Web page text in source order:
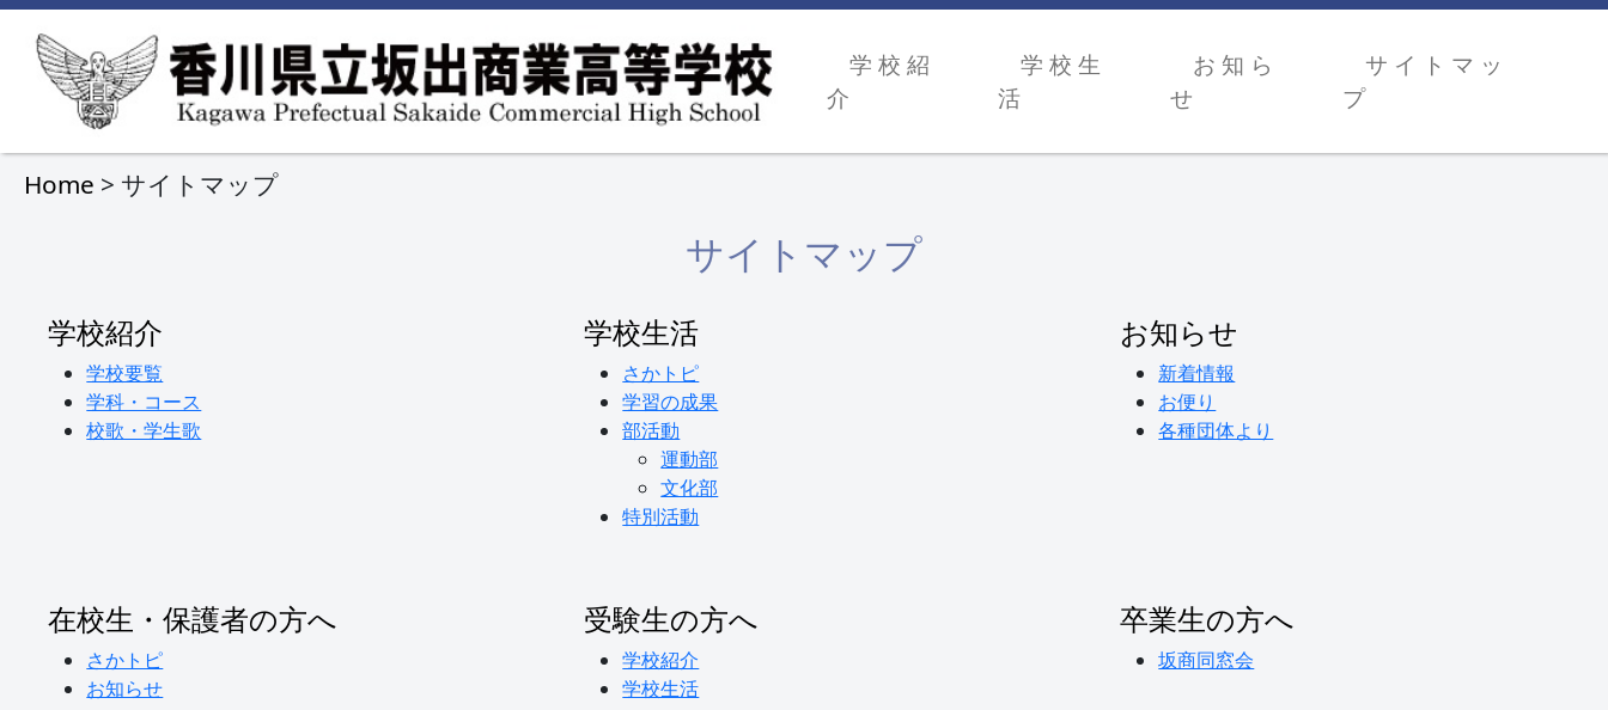
学 校 紹
介
学 校 生
活
お 知 ら
せ
サ イ ト マ ッ
プ
Home > サイトマップ
サイトマップ
学校紹介
学校要覧
学科・コース
校歌・学生歌
学校生活
さかトピ
学習の成果
部活動
運動部
文化部
特別活動
お知らせ
新着情報
お便り
各種団体より
在校生・保護者の方へ
さかトピ
お知らせ
受験生の方へ
学校紹介
学校生活
卒業生の方へ
坂商同窓会